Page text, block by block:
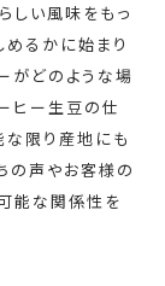
しい風味をもっ
るかに始まり
がどのような場
ヒー生豆の仕
な限り産地にも
の声やお客様の
能な関係性を